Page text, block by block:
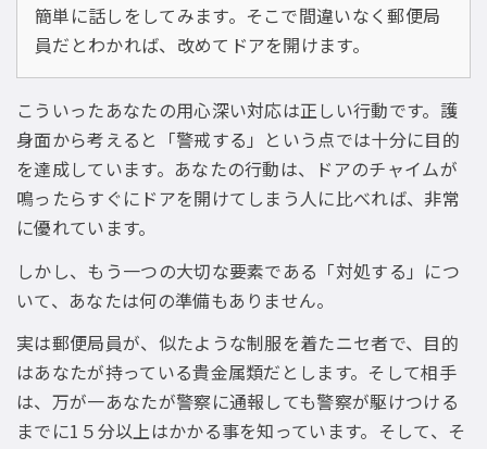
簡単に話しをしてみます。そこで間違いなく郵便局
員だとわかれば、改めてドアを開けます。
こういったあなたの用心深い対応は正しい行動です。護
身面から考えると「警戒する」という点では十分に目的
を達成しています。あなたの行動は、ドアのチャイムが
鳴ったらすぐにドアを開けてしまう人に比べれば、非常
に優れています。
しかし、もう一つの大切な要素である「対処する」につ
いて、あなたは何の準備もありません。
実は郵便局員が、似たような制服を着たニセ者で、目的
はあなたが持っている貴金属類だとします。そして相手
は、万が一あなたが警察に通報しても警察が駆けつける
までに1５分以上はかかる事を知っています。そして、そ